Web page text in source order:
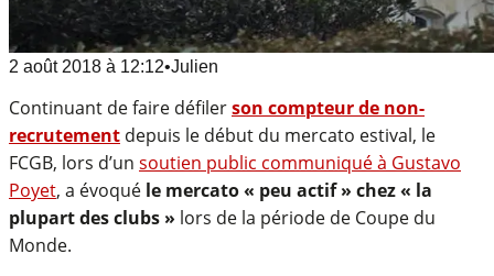
2 août 2018 à 12:12•Julien
Continuant de faire défilerson compteur de non-
recrutement depuis le début du mercato estival, le
FCGB, lors d’un soutien public communiqué à Gustavo
Poyet, a évoqué le mercato « peu actif » chez « la
plupart des clubs » lors de la période de Coupe du
Monde.